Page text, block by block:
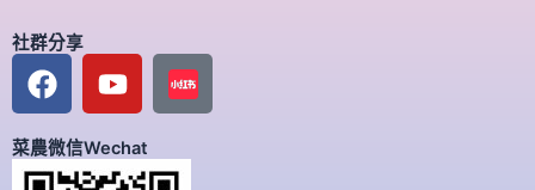
社群分享
F
a
e
Y
o
t
菜農微信Wechat